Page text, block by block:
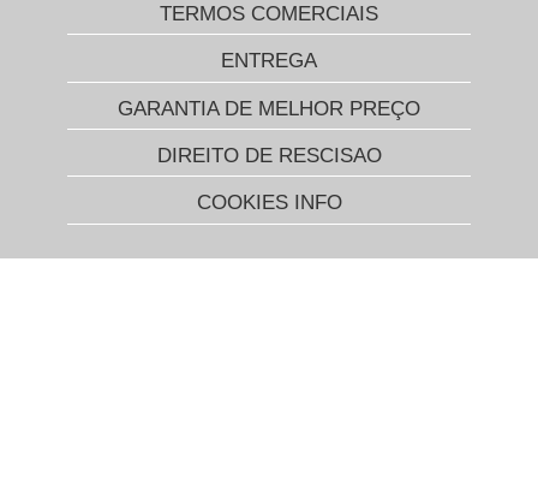
TERMOS COMERCIAIS
ENTREGA
GARANTIA DE MELHOR PREÇO
DIREITO DE RESCISAO
COOKIES INFO